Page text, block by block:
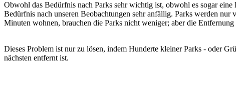
Obwohl das Bedürfnis nach Parks sehr wichtig ist, obwohl es sogar
Bedürfnis nach unseren Beobachtungen sehr anfällig. Parks werden
Minuten wohnen, brauchen die Parks nicht weniger; aber die
Dieses Problem ist nur zu lösen, indem Hunderte kleiner Parks - oder
nächsten entfernt ist.